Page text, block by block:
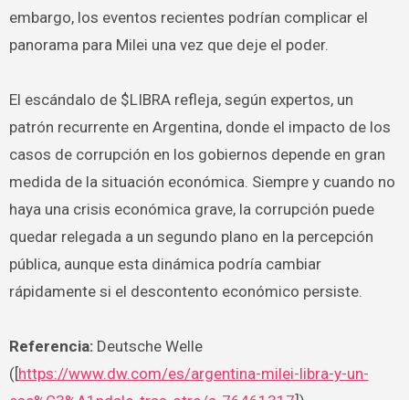
embargo, los eventos recientes podrían complicar el
panorama para Milei una vez que deje el poder.
El escándalo de $LIBRA refleja, según expertos, un
patrón recurrente en Argentina, donde el impacto de los
casos de corrupción en los gobiernos depende en gran
medida de la situación económica. Siempre y cuando no
haya una crisis económica grave, la corrupción puede
quedar relegada a un segundo plano en la percepción
pública, aunque esta dinámica podría cambiar
rápidamente si el descontento económico persiste.
Referencia:Deutsche Welle
([https://www.dw.com/es/argentina-milei-libra-y-un-